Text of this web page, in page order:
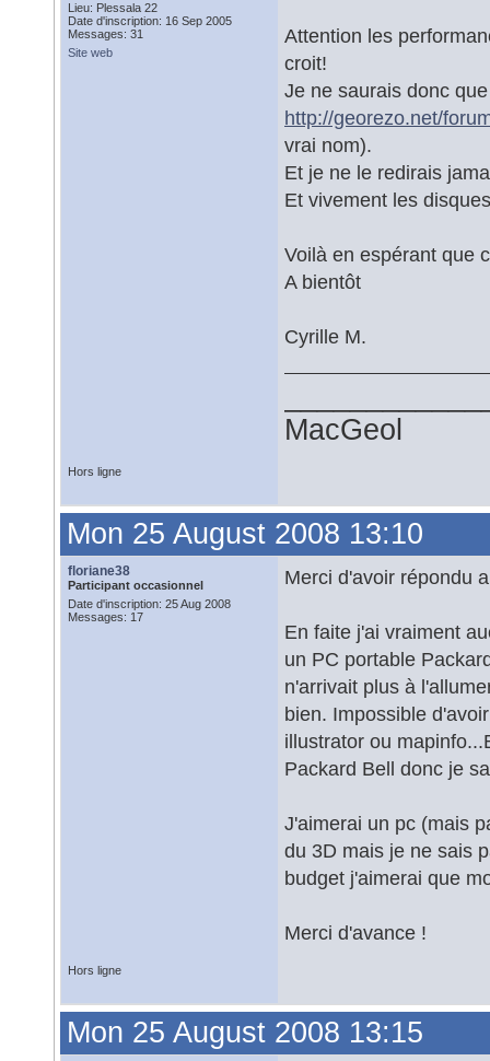
Lieu: Plessala 22
Date d'inscription: 16 Sep 2005
Messages: 31
Site web
Attention les
croit!
Je ne saurais donc
http://georezo.net/
vrai nom).
Et je ne le redirais
Et vivement les
Voilà en espérant que
A bientôt
Cyrille M.
MacGeol
Hors ligne
Mon 25 August 2008 13:10
floriane38
Participant occasionnel
Date d'inscription: 25 Aug 2008
Messages: 17
Merci d'avoir répondu
En faite j'ai vraiment
un PC portable
n'arrivait plus à
bien. Impossible
illustrator ou
Packard Bell donc je
J'aimerai un pc (mais
du 3D mais je ne sais
budget j'aimerai que
Merci d'avance !
Hors ligne
Mon 25 August 2008 13:15